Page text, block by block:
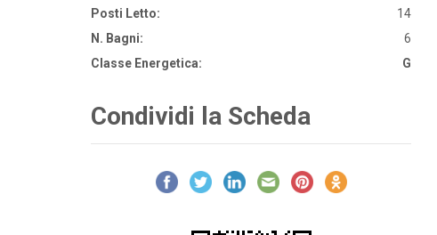
Posti Letto:
14
N. Bagni:
6
Classe Energetica:
G
Condividi la Scheda